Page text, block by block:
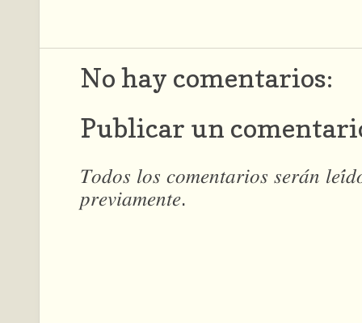
No hay comentarios:
Publicar un
𝑇𝑜𝑑𝑜𝑠 𝑙𝑜𝑠 𝑐𝑜𝑚𝑒𝑛𝑡𝑎𝑟𝑖𝑜𝑠 𝑠𝑒𝑟𝑎́𝑛
𝑝𝑟𝑒𝑣𝑖𝑎𝑚𝑒𝑛𝑡𝑒.